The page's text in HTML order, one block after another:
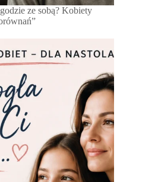
ze sobą? Kobiety